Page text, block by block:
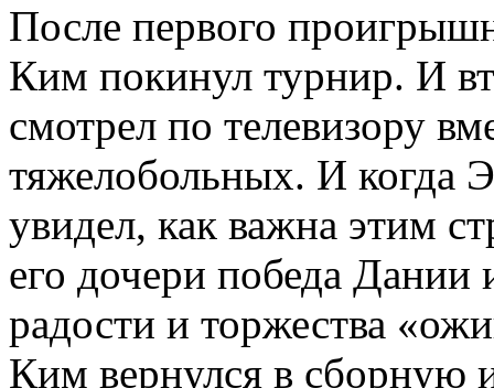
После первого
Ким покинул турнир. И
смотрел по телевизору
тяжелобольных. И когда
увидел, как важна этим
его дочери победа Дании
радости и торжества
Ким вернулся в сборную